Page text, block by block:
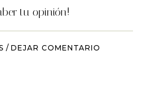
tu opinión!
/ DEJAR COMENTARIO